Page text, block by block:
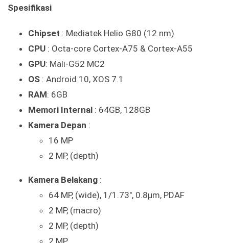
Spesifikasi
Chipset : Mediatek Helio G80 (12 nm)
CPU : Octa-core Cortex-A75 & Cortex-A55
GPU: Mali-G52 MC2
OS : Android 10, XOS 7.1
RAM: 6GB
Memori Internal : 64GB, 128GB
Kamera Depan :
16 MP
2 MP, (depth)
Kamera Belakang :
64 MP, (wide), 1/1.73″, 0.8µm, PDAF
2 MP, (macro)
2 MP, (depth)